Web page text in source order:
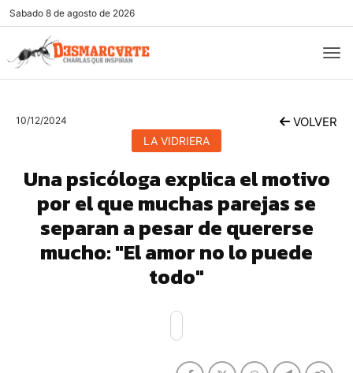
Sabado 8 de agosto de 2026
10/12/2024 VOLVER
LA VIDRIERA
Una psicóloga explica el motivo
por el que muchas parejas se
separan a pesar de quererse
mucho: "El amor no lo puede
todo"